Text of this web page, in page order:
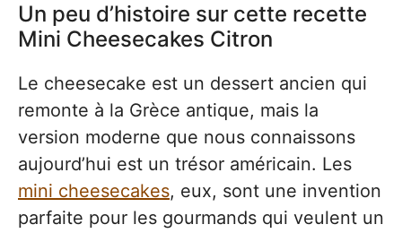
Un peu d’histoire sur cette recette
Mini Cheesecakes Citron
Le cheesecake est un dessert ancien qui
remonte à la Grèce antique, mais la
version moderne que nous connaissons
aujourd’hui est un trésor américain. Les
mini cheesecakes, eux, sont une invention
parfaite pour les gourmands qui veulent un